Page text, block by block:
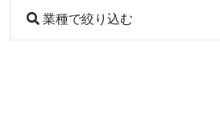
業種で絞り込む